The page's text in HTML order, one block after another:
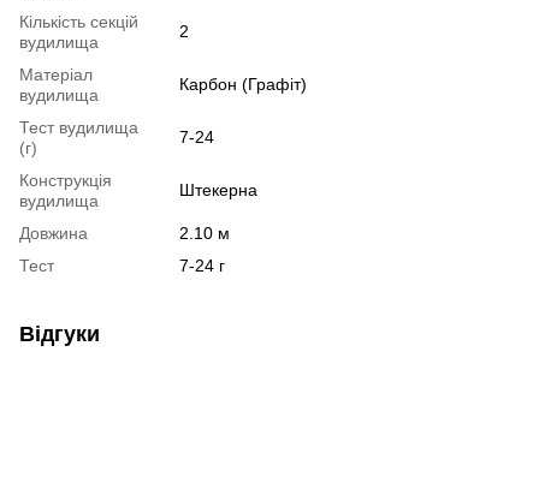
Кількість секцій
вудилища
2
Матеріал
вудилища
Карбон (Графіт)
Тест вудилища
(г)
7-24
Конструкція
вудилища
Штекерна
Довжина
2.10 м
Тест
7-24 г
Відгуки